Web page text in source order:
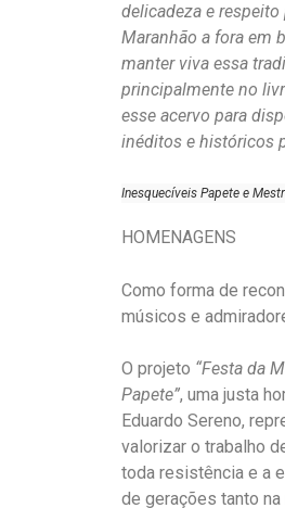
delicadeza e
Maranhão a fora em
manter viva essa
principalmente no
esse acervo para
inéditos e históricos
Inesquecíveis Papete e
HOMENAGENS
Como forma de
músicos e
O projeto “Festa da
Papete”, uma justa
Eduardo Sereno,
valorizar o trabalho
toda resistência e a
de gerações tanto na